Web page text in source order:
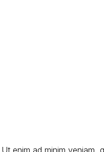
enim ad minim veniam,